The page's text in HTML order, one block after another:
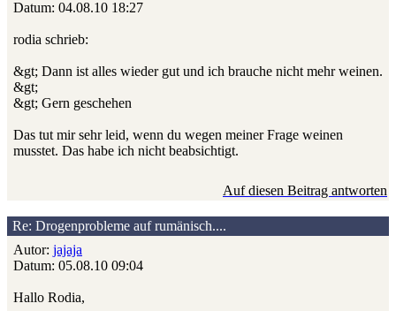
Datum: 04.08.10 18:27
rodia schrieb:
&gt; Dann ist alles wieder gut und ich brauche nicht mehr weinen.
&gt;
&gt; Gern geschehen
Das tut mir sehr leid, wenn du wegen meiner Frage weinen
musstet. Das habe ich nicht beabsichtigt.
Auf diesen Beitrag antworten
Re: Drogenprobleme auf rumänisch....
Autor: jajaja
Datum: 05.08.10 09:04
Hallo Rodia,